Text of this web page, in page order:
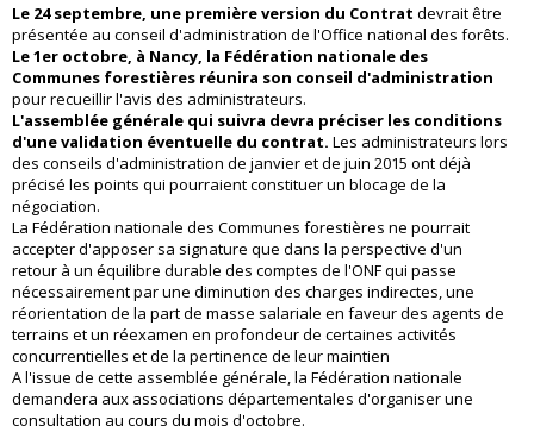
Le 24 septembre, une première version du Contrat devrait être
présentée au conseil d'administration de l'Office national des forêts.
Le 1er octobre, à Nancy, la Fédération nationale des
Communes forestières réunira son conseil d'administration
pour recueillir l'avis des administrateurs.
L'assemblée générale qui suivra devra préciser les conditions
d'une validation éventuelle du contrat. Les administrateurs lors
des conseils d'administration de janvier et de juin 2015 ont déjà
précisé les points qui pourraient constituer un blocage de la
négociation.
La Fédération nationale des Communes forestières ne pourrait
accepter d'apposer sa signature que dans la perspective d'un
retour à un équilibre durable des comptes de l'ONF qui passe
nécessairement par une diminution des charges indirectes, une
réorientation de la part de masse salariale en faveur des agents de
terrains et un réexamen en profondeur de certaines activités
concurrentielles et de la pertinence de leur maintien
A l'issue de cette assemblée générale, la Fédération nationale
demandera aux associations départementales d'organiser une
consultation au cours du mois d'octobre.